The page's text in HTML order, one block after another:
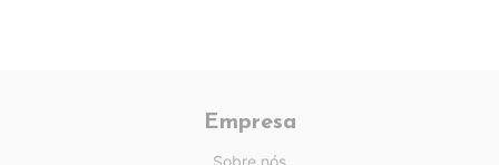
Empresa
Sobre nós